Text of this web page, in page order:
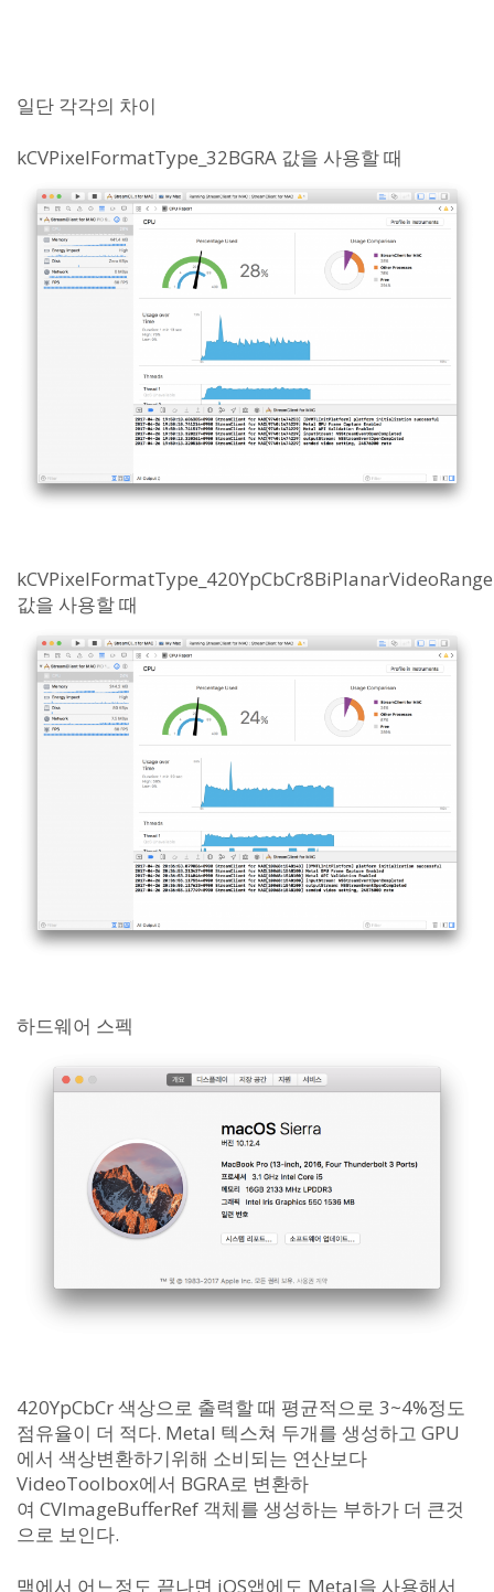
일단 각각의 차이
kCVPixelFormatType_32BGRA 값을 사용할 때
kCVPixelFormatType_420YpCbCr8BiPlanarVideoRange
값을 사용할 때
하드웨어 스펙
420YpCbCr 색상으로 출력할 때 평균적으로 3~4%정도
점유율이 더 적다. Metal 텍스쳐 두개를 생성하고 GPU
에서 색상변환하기위해 소비되는 연산보다
VideoToolbox에서 BGRA로 변환하
여 CVImageBufferRef 객체를 생성하는 부하가 더 큰것
으로 보인다.
맥에서 어느정도 끝나면 iOS앱에도 Metal을 사용해서